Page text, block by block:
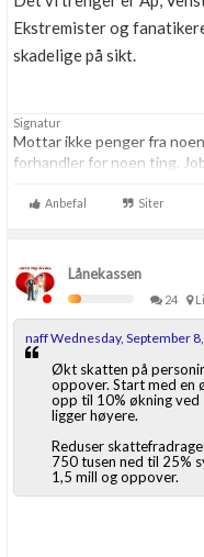
Ekstremister og
skadelige på sikt.
Signatur
Mottar ikke penger fra
forhandler for noen ting.
Anbefal Siter
Lånekassen
24
naff Wednesday, September
Økt skatten på
oppover. Start med en
opp til 10% økning
ligger høyere.
Reduser
750 tusen ned til 25%
1,5 mill og oppover.